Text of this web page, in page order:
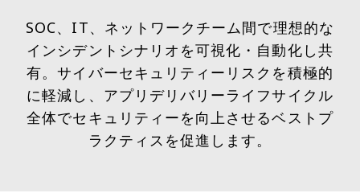
SOC、IT、ネットワークチーム間で理想的な
インシデントシナリオを可視化・自動化し共
有。サイバーセキュリティーリスクを積極的
に軽減し、アプリデリバリーライフサイクル
全体でセキュリティーを向上させるベストプ
ラクティスを促進します。